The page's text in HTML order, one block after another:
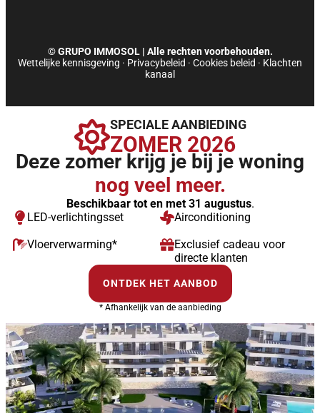
k
n
n
a© GRUPO IMMOSOL | Alle rechten voorbehouden.
Wettelijke kennisgeving · Privacybeleid · Cookies beleid · Klachten
kanaal
SPECIALE AANBIEDING
ZOMER 2026
Deze zomer krijg je bij je woning
nog veel meer.
Beschikbaar tot en met 31 augustus.
LED-verlichtingsset
Airconditioning
Vloerverwarming*
Exclusief cadeau voor
directe klanten
ONTDEK HET AANBOD
* Afhankelijk van de aanbieding